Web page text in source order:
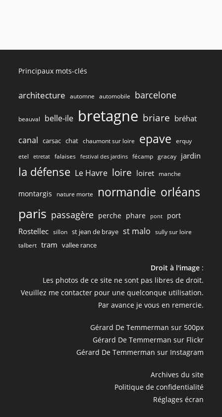
Principaux mots-clés
architecture automne automobile barcelone
beauval belle-ile bretagne briare bréhat
canal carsac chat chaumont sur loire epave erquy
etel etretat falaises festival des jardins fécamp gracay jardin
la défense Le Havre loire loiret manche
montargis nature morte normandie orléans
paris passagère perche phare pont port
Rostellec sillon st jean de braye st malo sully sur loire
talbert tram vallee rance
Droit à l'image:
Les photos de ce site ne sont pas libres de droit.
Veuillez me contacter pour une quelconque utilisation.
Par avance je vous en remercie.
Gérard De Temmerman sur 500px
Gérard De Temmerman sur Flickr
Gérard De Temmerman sur Instagram
Archives du site
Politique de confidentialité
Réglages écran